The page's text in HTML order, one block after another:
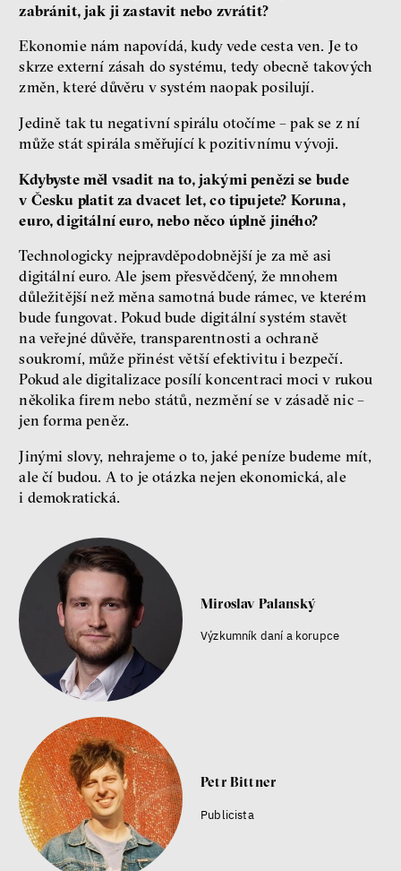
zabránit, jak ji zastavit nebo zvrátit?
Ekonomie nám napovídá, kudy vede cesta ven. Je to
skrze externí zásah do systému, tedy obecně takových
změn, které důvěru v systém naopak posilují.
Jedině tak tu negativní spirálu otočíme – pak se z ní
může stát spirála směřující k pozitivnímu vývoji.
Kdybyste měl vsadit na to, jakými penězi se bude
v Česku platit za dvacet let, co tipujete? Koruna,
euro, digitální euro, nebo něco úplně jiného?
Technologicky nejpravděpodobnější je za mě asi
digitální euro. Ale jsem přesvědčený, že mnohem
důležitější než měna samotná bude rámec, ve kterém
bude fungovat. Pokud bude digitální systém stavět
na veřejné důvěře, transparentnosti a ochraně
soukromí, může přinést větší efektivitu i bezpečí.
Pokud ale digitalizace posílí koncentraci moci v rukou
několika firem nebo států, nezmění se v zásadě nic –
jen forma peněz.
Jinými slovy, nehrajeme o to, jaké peníze budeme mít,
ale čí budou. A to je otázka nejen ekonomická, ale
i demokratická.
Miroslav Palanský
Výzkumník daní a korupce
Petr Bittner
Publicista